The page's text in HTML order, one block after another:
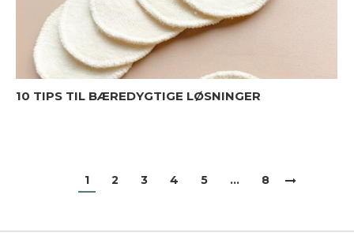
10 TIPS TIL BÆREDYGTIGE LØSNINGER
1 2 3 4 5 … 8